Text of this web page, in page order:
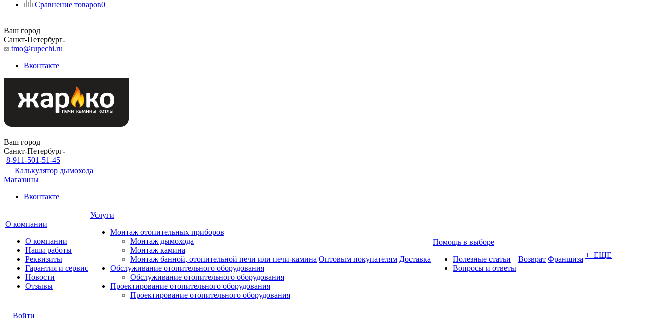
Сравнение товаров0
Ваш город
Санкт-Петербург
tmo@rupechi.ru
Вконтакте
Ваш город
Санкт-Петербург
8-911-501-51-45
Калькулятор дымохода
Магазины
Вконтакте
О компании
О компании
Наши работы
Реквизиты
Гарантия и сервис
Новости
Отзывы
Услуги
Монтаж отопительных приборов
Монтаж дымохода
Монтаж камина
Монтаж банной, отопительной печи или печи-камина
Обслуживание отопительного оборудования
Обслуживание отопительного оборудования
Проектирование отопительного оборудования
Проектирование отопительного оборудования
Оптовым покупателям Доставка
Помощь в выборе
Полезные статьи
Вопросы и ответы
Возврат Франшиза + ЕЩЕ
Войти